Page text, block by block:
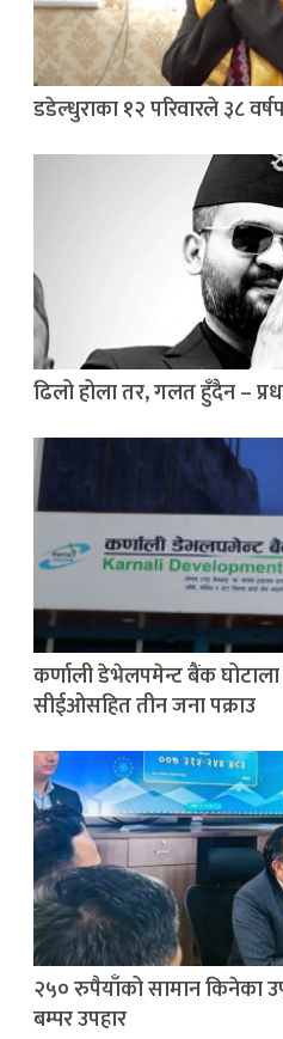
डडेल्धुराका १२ परिवारले ३८
ढिलो होला तर, गलत हुँदैन –
कर्णाली डेभेलपमेन्ट बैंक
सीईओसहित तीन जना पक्राउ
२५० रुपैयाँको सामान किनेका
बम्पर उपहार